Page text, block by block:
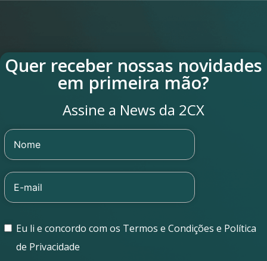
Quer receber nossas novidades
em primeira mão?
Assine a News da 2CX
Eu li e concordo com os Termos e Condições e Política
de Privacidade